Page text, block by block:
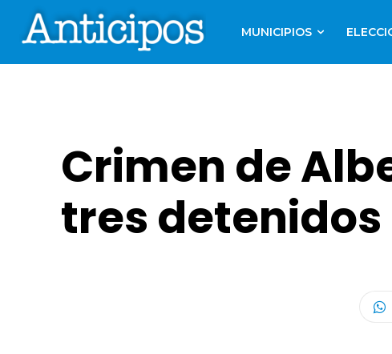
MUNICIPIOS
Crimen de
tres detenidos